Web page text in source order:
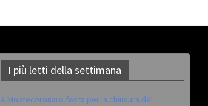
I più letti della settimana
A Montecoronaro festa per la chiusura del